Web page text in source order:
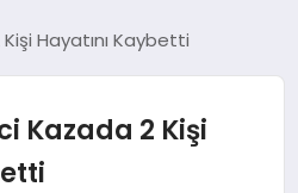
Hayatını Kaybetti
Kazada 2 Kişi